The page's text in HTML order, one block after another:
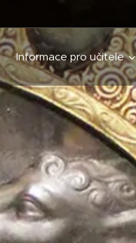
Informace pro učitele